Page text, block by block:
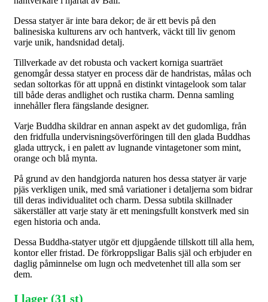
Dessa statyer är inte bara dekor; de är ett bevis på den
balinesiska kulturens arv och hantverk, väckt till liv genom
varje unik, handsnidad detalj.
Tillverkade av det robusta och vackert korniga suarträet
genomgår dessa statyer en process där de handristas, målas och
sedan soltorkas för att uppnå en distinkt vintagelook som talar
till både deras andlighet och rustika charm. Denna samling
innehåller flera fängslande designer.
Varje Buddha skildrar en annan aspekt av det gudomliga, från
den fridfulla undervisningsöverföringen till den glada Buddhas
glada uttryck, i en palett av lugnande vintagetoner som mint,
orange och blå mynta.
På grund av den handgjorda naturen hos dessa statyer är varje
pjäs verkligen unik, med små variationer i detaljerna som bidrar
till deras individualitet och charm. Dessa subtila skillnader
säkerställer att varje staty är ett meningsfullt konstverk med sin
egen historia och anda.
Dessa Buddha-statyer utgör ett djupgående tillskott till alla hem,
kontor eller fristad. De förkroppsligar Balis själ och erbjuder en
daglig påminnelse om lugn och medvetenhet till alla som ser
dem.
I lager (31 st)